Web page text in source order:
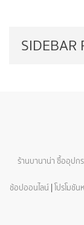
SIDEBAR
ร้านบานาน่า ซื้ออุปก
ช้อปออนไลน์ | โปรโมชัน